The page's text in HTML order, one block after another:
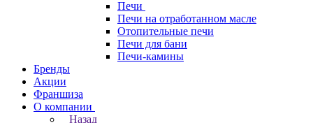
Печи
Печи на отработанном масле
Отопительные печи
Печи для бани
Печи-камины
Бренды
Акции
Франшиза
О компании
Назад